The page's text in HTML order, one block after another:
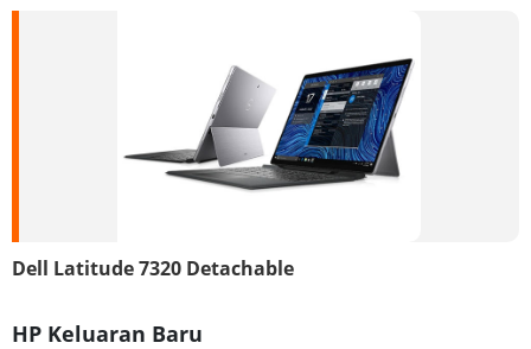
Dell Latitude 7320 Detachable
HP Keluaran Baru